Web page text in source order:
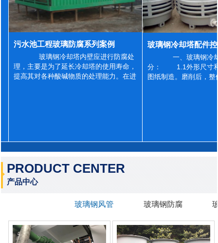
污水池工程玻璃防腐系列案例
玻璃钢冷却塔内壁应进行防腐处
理，主要是为了延长冷却塔的使用寿命，
提高其对各种酸碱物质的处理能力。在进
一、玻璃钢冷
分： 1.1外形尺寸和
图纸制造。磨削后，
PRODUCT CENTER
产品中心
玻璃钢风管 玻璃钢防腐